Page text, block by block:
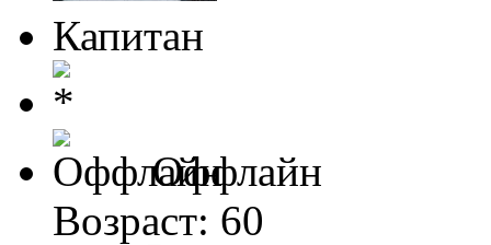
Капитан
Оффлайн
Возраст: 60